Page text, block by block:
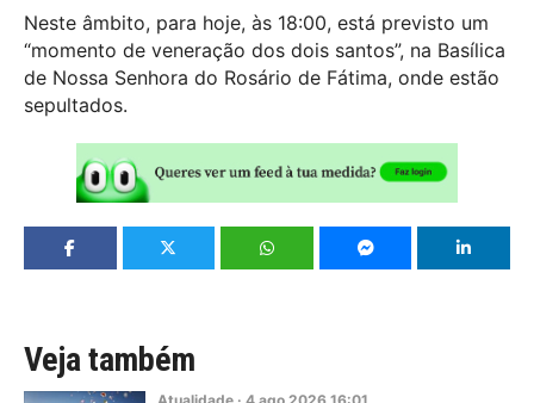
Neste âmbito, para hoje, às 18:00, está previsto um
“momento de veneração dos dois santos”, na Basílica
de Nossa Senhora do Rosário de Fátima, onde estão
sepultados.
Veja também